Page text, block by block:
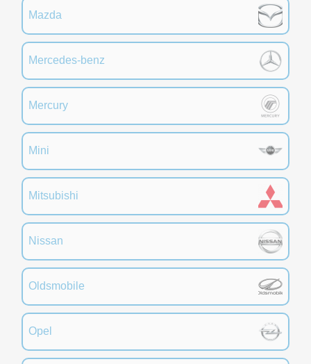
Mazda
Mercedes-benz
Mercury
Mini
Mitsubishi
Nissan
Oldsmobile
Opel